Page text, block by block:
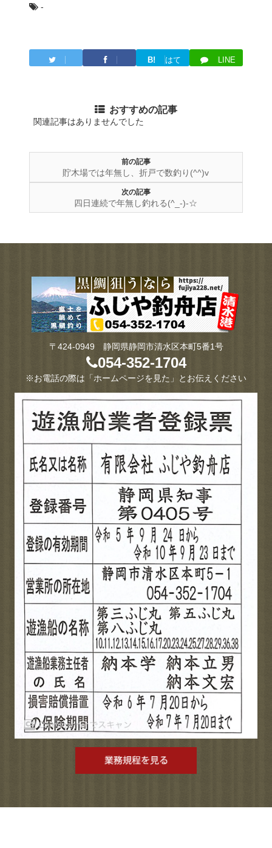
-
B!
はて
LINE
おすすめの記事
関連記事はありませんでした
前の記事
貯木場では年無し、折戸で数釣り(^^)v
次の記事
四日連続で年無し釣れる(^_-)-☆
〒424-0949 静岡県静岡市清水区本町5番1号
054-352-1704
※お電話の際は「ホームページを見た」とお伝えください